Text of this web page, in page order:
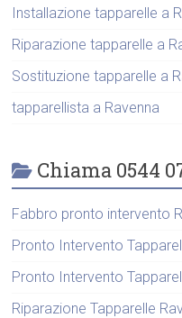
Installazione tapparelle a
Riparazione tapparelle a
Sostituzione tapparelle a
tapparellista a Ravenna
Chiama 0544
Fabbro pronto intervento
Pronto Intervento
Pronto Intervento
Riparazione Tapparelle